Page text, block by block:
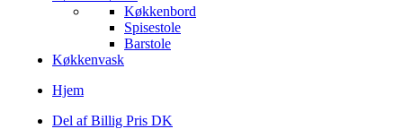
Køkkenbord
Spisestole
Barstole
Køkkenvask
Hjem
Del af Billig Pris DK